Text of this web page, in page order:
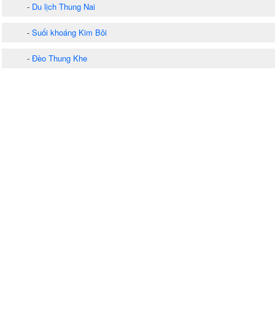
- Du lịch Thung Nai
- Suối khoáng Kim Bôi
- Đèo Thung Khe